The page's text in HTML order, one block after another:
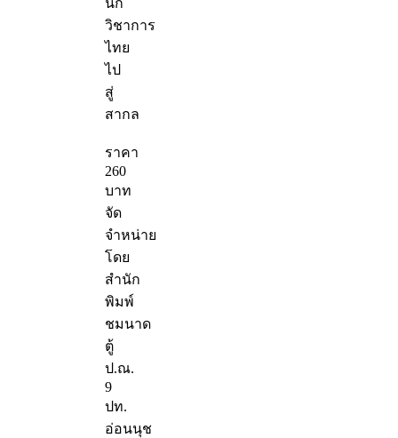
นัก
วิชาการ
ไทย
ไป
สู่
สากล
ราคา
260
บาท
จัด
จำหน่าย
โดย
สำนัก
พิมพ์
ชมนาด
ตู้
ป.ณ.
9
ปท.
อ่อนนุช